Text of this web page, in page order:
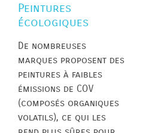
Peintures
écologiques
De nombreuses
marques proposent des
peintures à faibles
émissions de COV
(composés organiques
volatils), ce qui les